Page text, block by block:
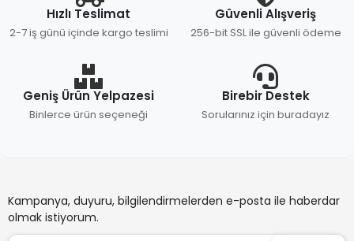
Hızlı Teslimat
2-7 iş günü içinde kargo teslimi
Güvenli Alışveriş
256-bit SSL ile güvenli ödeme
Geniş Ürün Yelpazesi
Binlerce ürün seçeneği
Birebir Destek
Sorularınız için buradayız
Kampanya, duyuru, bilgilendirmelerden e-posta ile haberdar
olmak istiyorum.